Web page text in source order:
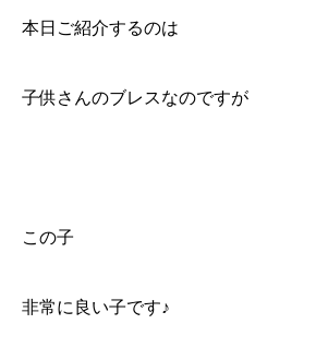
本日ご紹介するのは
子供さんのブレスなのですが
この子
非常に良い子です♪